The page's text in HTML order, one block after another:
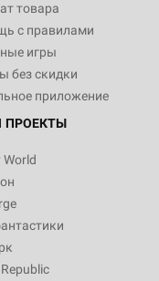
товара
с правилами
игры
без скидки
приложение
ПРОЕКТЫ
World